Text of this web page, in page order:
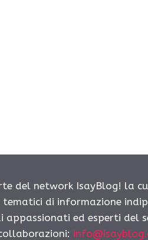
del network IsayBlog! la
di informazione
ed esperti del